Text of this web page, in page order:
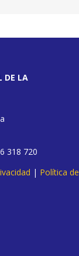
DE LA
318 720
| Política de